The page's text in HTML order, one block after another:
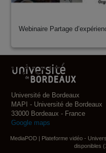
Webinaire Partage
Université de Bordeaux
MAPI - Université de Bordeaux
33000 Bordeaux - France
Google maps
MediaPOD | Plateforme vidéo -
disponibles